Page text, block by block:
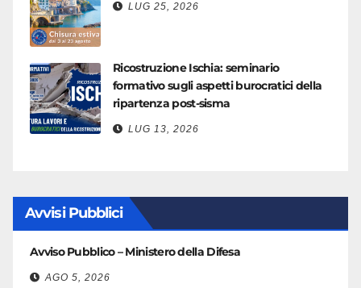
LUG 25, 2026
Ricostruzione Ischia: seminario
formativo sugli aspetti burocratici della
ripartenza post-sisma
LUG 13, 2026
Avvisi Pubblici
Avviso Pubblico – Ministero della Difesa
AGO 5, 2026